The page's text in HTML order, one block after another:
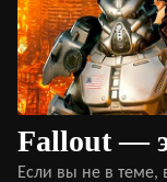
Fallout —
Если вы не в теме,